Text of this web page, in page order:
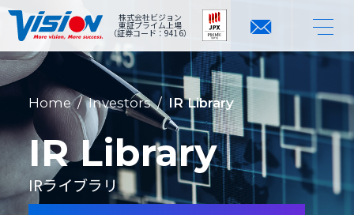
株式会社ビジョン
東証プライム上場
（証券コード：9416）
Home/Investors/ IR Library
IR Library
IRライブラリ